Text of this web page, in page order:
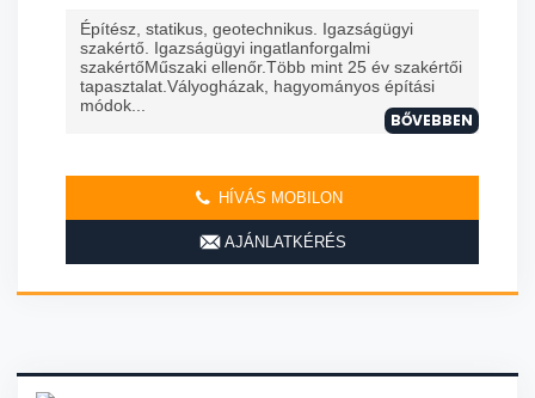
Építész, statikus, geotechnikus. Igazságügyi
szakértő. Igazságügyi ingatlanforgalmi
szakértőMűszaki ellenőr.Több mint 25 év szakértői
tapasztalat.Vályogházak, hagyományos építási
módok...
BŐVEBBEN
HÍVÁS MOBILON
AJÁNLATKÉRÉS